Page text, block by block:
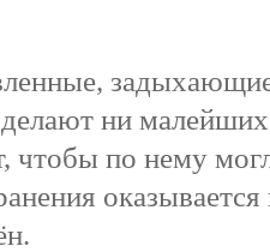
ни
по нему